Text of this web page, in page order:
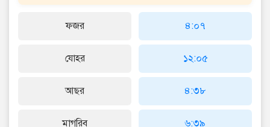
ফজর
যোহর
আছর
মাগরিব
৪:০৭
১২:০৫
৪:৩৮
৬:৩৯